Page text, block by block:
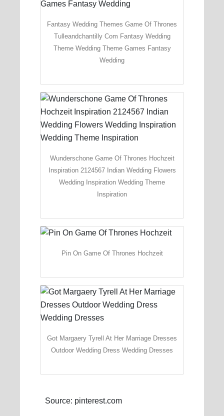
Fantasy Wedding Themes Game Of Thrones
Tulleandchantilly Com Fantasy Wedding
Theme Wedding Theme Games Fantasy
Wedding
Wunderschone Game Of Thrones Hochzeit
Inspiration 2124567 Indian Wedding Flowers
Wedding Inspiration Wedding Theme
Inspiration
Pin On Game Of Thrones Hochzeit
Got Margaery Tyrell At Her Marriage Dresses
Outdoor Wedding Dress Wedding Dresses
Source: pinterest.com